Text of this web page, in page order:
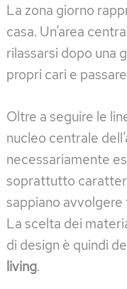
La zona giorno
casa. Un’area
rilassarsi dopo una
propri cari e
Oltre a seguire le
nucleo centrale
necessariamente
soprattutto
sappiano
La scelta dei
di design è quindi
living.